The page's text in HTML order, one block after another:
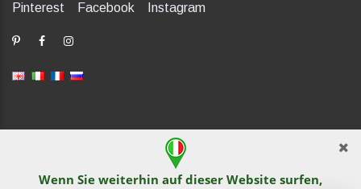
Wenn Sie weiterhin auf dieser Website surfen,
Pinterest Facebook Instagram
dP Motion Media. Via La Piana 430, 47835 Saludecio (RN), Italia.
Numero REA: RN410802. P.IVA: 04421580400. Tel +39 0541